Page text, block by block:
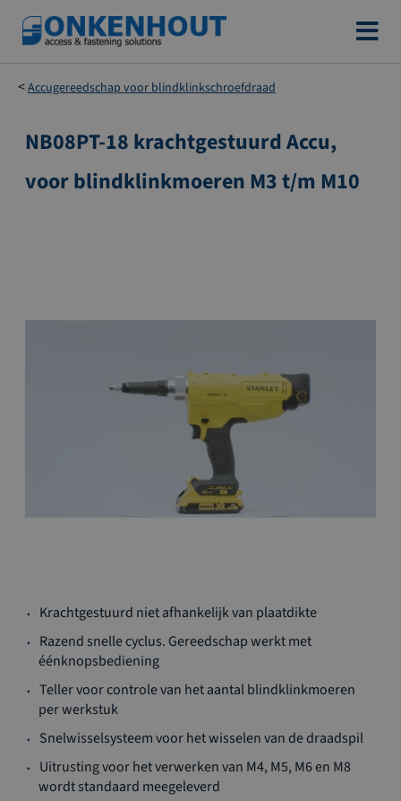
Ga
naar
de
inhoud
Accugereedschap voor blindklinkschroefdraad
Ga
het
NB08PT-18 krachtgestuurd Accu,
voor blindklinkmoeren M3 t/m M10
naar
het
begin
de
afbeeldingen-
gallerij
Krachtgestuurd niet afhankelijk van plaatdikte
Razend snelle cyclus. Gereedschap werkt met
éénknopsbediening
Teller voor controle van het aantal blindklinkmoeren
per werkstuk
Snelwisselsysteem voor het wisselen van de draadspil
Uitrusting voor het verwerken van M4, M5, M6 en M8
wordt standaard meegeleverd